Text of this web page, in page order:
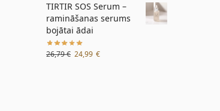
TIRTIR SOS Serum –
ramināšanas serums
bojātai ādai
26,79€ 24,99 €